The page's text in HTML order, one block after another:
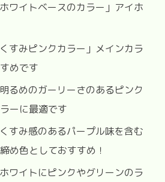
ワイトベースのカラー」アイホ
すみピンクカラー」メインカラ
めです
るめのガーリーさのあるピンク
ーに最適です
すみ感のあるパープル味を含む
め色としておすすめ！
ワイトにピンクやグリーンのラ